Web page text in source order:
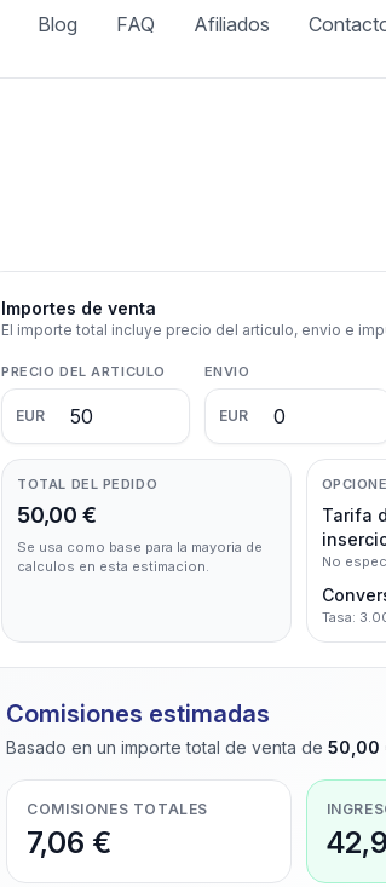
Blog FAQ Afiliados
Importes de venta
El importe total incluye precio del articulo, envio e
PRECIO DEL ARTICULO
EUR
ENVIO
EUR
TOTAL DEL PEDIDO
50,00 €
Se usa como base para la mayoria de
calculos en esta estimacion.
Tarifa
No
Tasa:
Comisiones estimadas
Basado en un importe total de venta de 50,00
COMISIONES TOTALES
7,06 €